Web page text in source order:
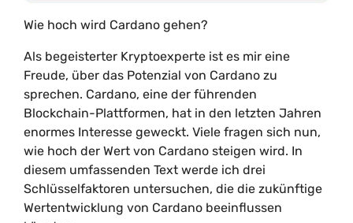
Wie hoch wird Cardano gehen?
Als begeisterter Kryptoexperte ist es mir eine
Freude, über das Potenzial von Cardano zu
sprechen. Cardano, eine der führenden
Blockchain-Plattformen, hat in den letzten Jahren
enormes Interesse geweckt. Viele fragen sich nun,
wie hoch der Wert von Cardano steigen wird. In
diesem umfassenden Text werde ich drei
Schlüsselfaktoren untersuchen, die die zukünftige
Wertentwicklung von Cardano beeinflussen